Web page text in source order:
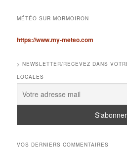
MÉTÉO SUR MORMOIRON
https://www.my-meteo.com
> NEWSLETTER/RECEVEZ DANS
LOCALES
VOS DERNIERS COMMENTAIRES